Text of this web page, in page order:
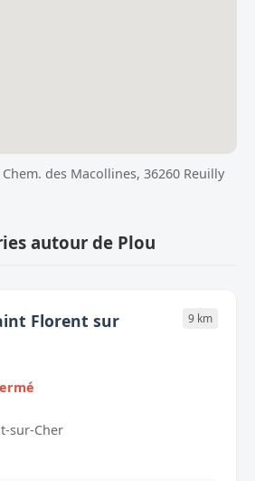
des Macollines, 36260 Reuilly
autour de Plou
Florent sur
9 km
sur-Cher